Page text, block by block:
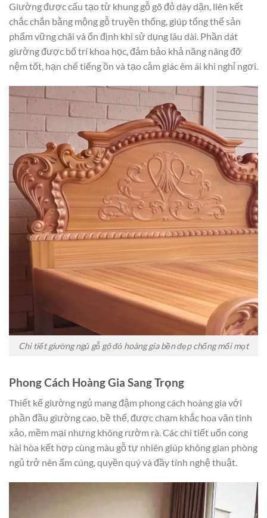
Giường được cấu tạo từ khung gỗ gõ đỏ dày dặn, liên kết
chắc chắn bằng mộng gỗ truyền thống, giúp tổng thể sản
phẩm vững chãi và ổn định khi sử dụng lâu dài. Phần dát
giường được bố trí khoa học, đảm bảo khả năng nâng đỡ
nệm tốt, hạn chế tiếng ồn và tạo cảm giác êm ái khi nghỉ ngơi.
Chi tiết giường ngủ gỗ gõ đỏ hoàng gia bền đẹp chống mối mọt
Phong Cách Hoàng Gia Sang Trọng
Thiết kế giường ngủ mang đậm phong cách hoàng gia với
phần đầu giường cao, bề thế, được chạm khắc hoa văn tinh
xảo, mềm mại nhưng không rườm rà. Các chi tiết uốn cong
hài hòa kết hợp cùng màu gỗ tự nhiên giúp không gian phòng
ngủ trở nên ấm cúng, quyền quý và đầy tính nghệ thuật.